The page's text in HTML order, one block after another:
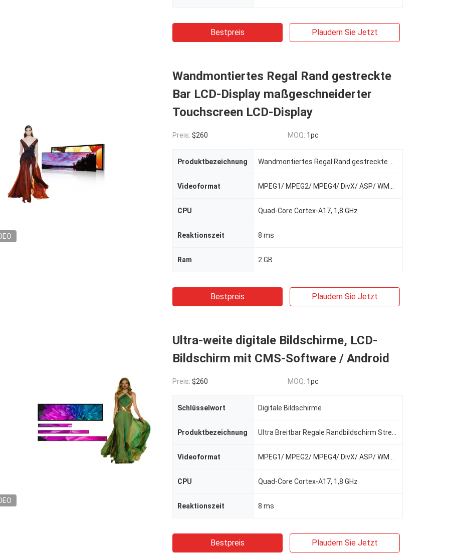
Bestpreis Plaudern Sie Jetzt
Wandmontiertes Regal Rand gestreckte
Bar LCD-Display maßgeschneiderter
Touchscreen LCD-Display
Preis: $260 MOQ: 1pc
Produktbezeichnung
Videoformat
CPU Quad-Core Cortex-A17, 1,8 GHz
Reaktionszeit 8 ms
Ram 2 GB
Bestpreis Plaudern Sie Jetzt
Ultra-weite digitale Bildschirme, LCD-
Bildschirm mit CMS-Software / Android
Preis: $260 MOQ: 1pc
Schlüsselwort Digitale Bildschirme
Produktbezeichnung
Videoformat
CPU Quad-Core Cortex-A17, 1,8 GHz
Reaktionszeit 8 ms
Bestpreis Plaudern Sie Jetzt